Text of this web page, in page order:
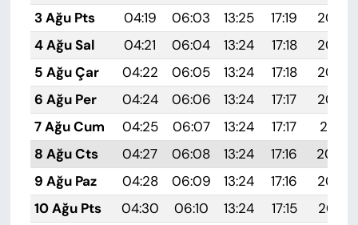
3 Ağu Pts
04:19 06:03 13:25 17:19
20:36
4 Ağu Sal
04:21 06:04 13:24 17:18
20:35
5 Ağu Çar
04:22 06:05 13:24 17:18
20:34
6 Ağu Per
04:24 06:06 13:24 17:17
20:32
7 Ağu Cum
04:25 06:07 13:24 17:17
20:31
8 Ağu Cts
04:27 06:08 13:24 17:16
20:30
9 Ağu Paz
04:28 06:09 13:24 17:16
20:29
10 Ağu Pts
04:30 06:10 13:24 17:15
20:27